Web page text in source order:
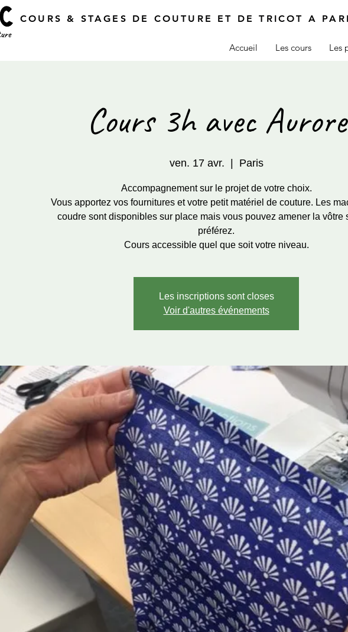
COURS & STAGES DE COUTURE ET DE TRICOT A
Accueil Les cours Les
Cours 3h avec Aurore
ven. 17 avr. Paris
Accompagnement sur le projet de votre choix.
Vous apportez vos fournitures et votre petit matériel de couture. Les
coudre sont disponibles sur place mais vous pouvez amener la vôtre
préférez.
Cours accessible quel que soit votre niveau.
Les inscriptions sont closes
Voir d'autres événements